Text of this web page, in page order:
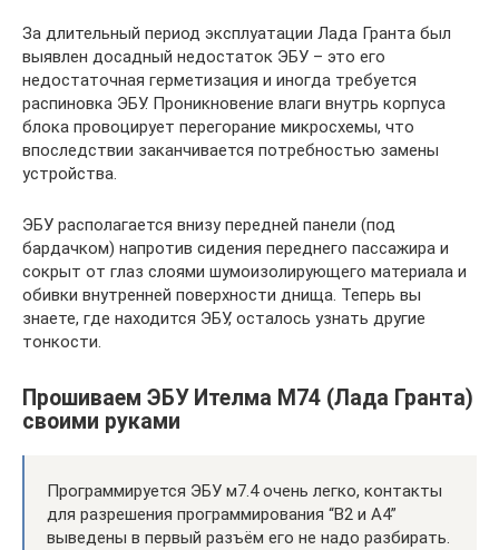
За длительный период эксплуатации Лада Гранта был
выявлен досадный недостаток ЭБУ – это его
недостаточная герметизация и иногда требуется
распиновка ЭБУ. Проникновение влаги внутрь корпуса
блока провоцирует перегорание микросхемы, что
впоследствии заканчивается потребностью замены
устройства.
ЭБУ располагается внизу передней панели (под
бардачком) напротив сидения переднего пассажира и
сокрыт от глаз слоями шумоизолирующего материала и
обивки внутренней поверхности днища. Теперь вы
знаете, где находится ЭБУ, осталось узнать другие
тонкости.
Прошиваем ЭБУ Ителма М74 (Лада Гранта)
своими руками
Программируется ЭБУ м7.4 очень легко, контакты
для разрешения программирования “В2 и А4”
выведены в первый разъём его не надо разбирать.